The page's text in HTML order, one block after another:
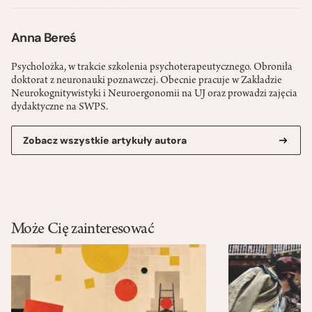
Anna Bereś
Psycholożka, w trakcie szkolenia psychoterapeutycznego. Obroniła
doktorat z neuronauki poznawczej. Obecnie pracuje w Zakładzie
Neurokognitywistyki i Neuroergonomii na UJ oraz prowadzi zajęcia
dydaktyczne na SWPS.
Zobacz wszystkie artykuły autora
Może Cię zainteresować